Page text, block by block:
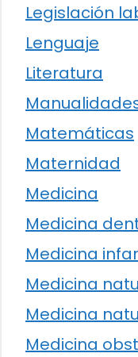
Legislación
Lenguaje
Literatura
Matemáticas
Maternidad
Medicina
Medicina
Medicina
Medicina
Medicina
Medicina